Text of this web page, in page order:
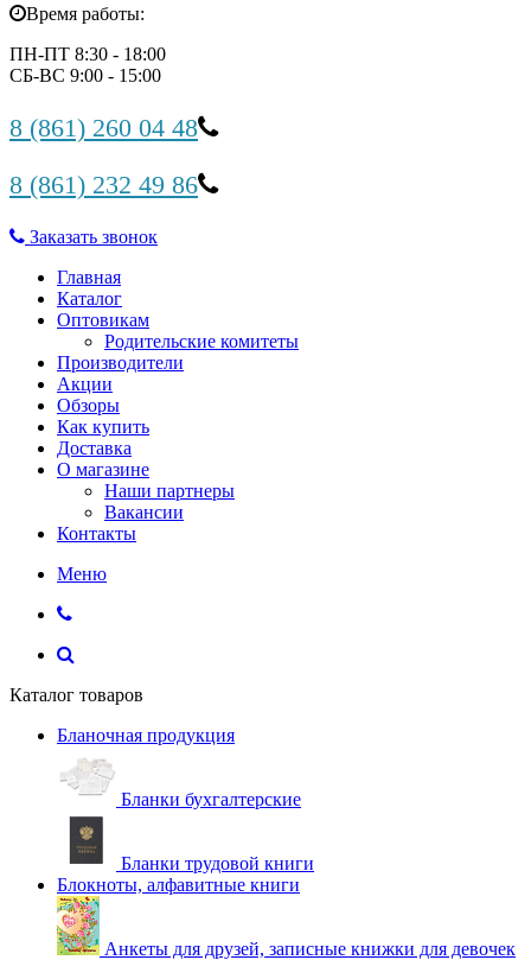
Время работы:
ПН-ПТ 8:30 - 18:00
СБ-ВС 9:00 - 15:00
8 (861) 260 04 48
8 (861) 232 49 86
Заказать звонок
Главная
Каталог
Оптовикам
Родительские комитеты
Производители
Акции
Обзоры
Как купить
Доставка
О магазине
Наши партнеры
Вакансии
Контакты
Меню
Каталог товаров
Бланочная продукция
Бланки бухгалтерские
Бланки трудовой книги
Блокноты, алфавитные книги
Анкеты для друзей, записные книжки для девочек